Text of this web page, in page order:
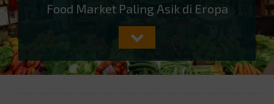
Food Market Paling Asik di Eropa